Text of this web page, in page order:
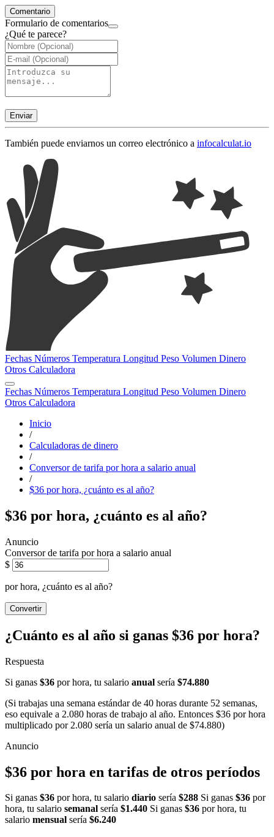
Comentario
Formulario de comentarios
¿Qué te parece?
Enviar
También puede enviarnos un correo electrónico a infocalculat.io
Fechas Números Temperatura Longitud Peso Volumen Dinero
Otros Calculadora
Fechas Números Temperatura Longitud Peso Volumen Dinero
Otros Calculadora
Inicio
/
Calculadoras de dinero
/
Conversor de tarifa por hora a salario anual
/
$36 por hora, ¿cuánto es al año?
$36 por hora, ¿cuánto es al año?
Conversor de tarifa por hora a salario anual
$
por hora, ¿cuánto es al año?
Convertir
¿Cuánto es al año si ganas $36 por hora?
Respuesta
Si ganas $36 por hora, tu salario anual sería $74.880
(Si trabajas una semana estándar de 40 horas durante 52 semanas,
eso equivale a 2.080 horas de trabajo al año. Entonces $36 por hora
multiplicado por 2.080 sería un salario anual de $74.880)
$36 por hora en tarifas de otros períodos
Si ganas $36 por hora, tu salario diario sería $288 Si ganas $36 por
hora, tu salario semanal sería $1.440 Si ganas $36 por hora, tu
salario mensual sería $6.240